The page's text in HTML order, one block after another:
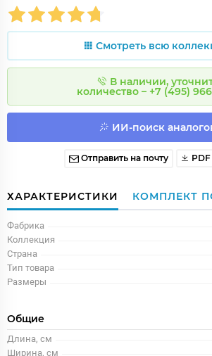
Смотреть всю
В наличии,
количество – +7 (495)
ИИ-поиск
Отправить на почту PDF
ХАРАКТЕРИСТИКИ КОМПЛЕКТ
Фабрика
Коллекция
Страна
Тип товара
Размеры
Общие
Длина, см
Ширина, см